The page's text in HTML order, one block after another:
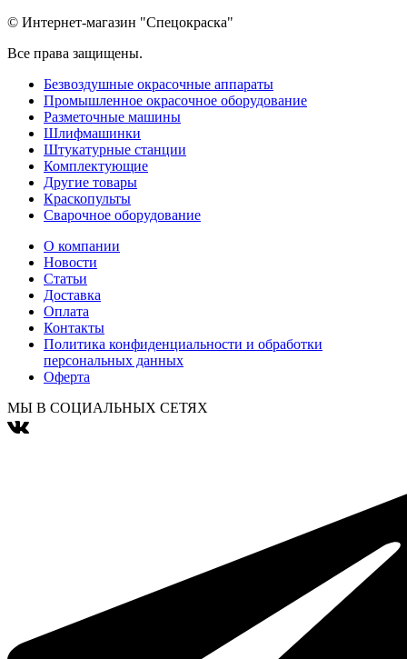
© Интернет-магазин "Спецокраска"
Все права защищены.
Безвоздушные окрасочные аппараты
Промышленное окрасочное оборудование
Разметочные машины
Шлифмашинки
Штукатурные станции
Комплектующие
Другие товары
Краскопульты
Сварочное оборудование
О компании
Новости
Статьи
Доставка
Оплата
Контакты
Политика конфиденциальности и обработки
персональных данных
Оферта
МЫ В СОЦИАЛЬНЫХ СЕТЯХ